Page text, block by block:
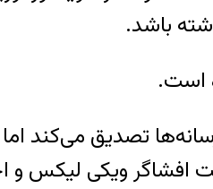
باشد.
تصدیق می‌کند
افشاگر ویکی لیکس